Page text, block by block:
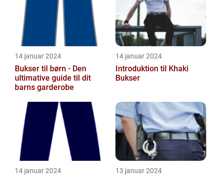
14 januar 2024
Bukser til børn - Den
ultimative guide til dit
barns garderobe
14 januar 2024
Introduktion til Khaki
Bukser
14 januar 2024 13 januar 2024